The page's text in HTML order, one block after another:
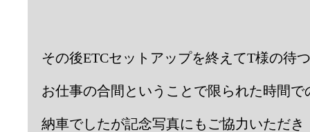
その後ETCセットアップを終えてT様の待
お仕事の合間ということで限られた時間で
納車でしたが記念写真にもご協力いただき